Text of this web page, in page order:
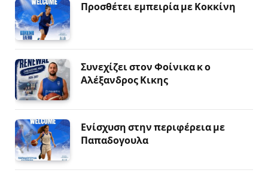
Προσθέτει εμπειρία με Κοκκίνη
Συνεχίζει στον Φοίνικα κ ο
Αλέξανδρος Κικης
Ενίσχυση στην περιφέρεια με
Παπαδογουλα